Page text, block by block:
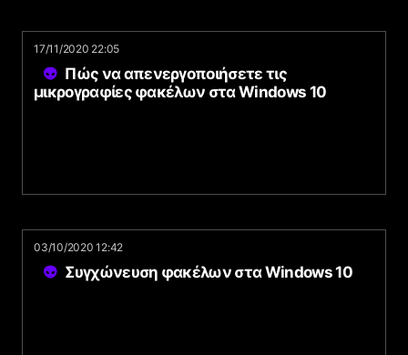
17/11/2020 22:05
Πώς να απενεργοποιήσετε τις
μικρογραφίες φακέλων στα Windows 10
03/10/2020 12:42
Συγχώνευση φακέλων στα Windows 10